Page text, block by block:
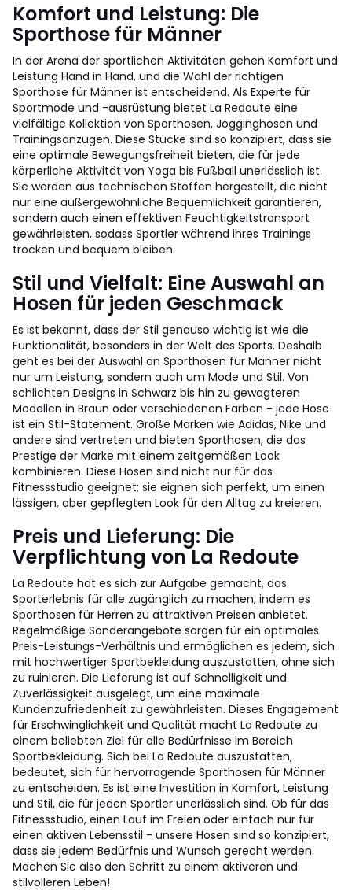
Komfort und Leistung: Die
Sporthose für Männer
In der Arena der sportlichen Aktivitäten gehen Komfort und
Leistung Hand in Hand, und die Wahl der richtigen
Sporthose für Männer ist entscheidend. Als Experte für
Sportmode und -ausrüstung bietet La Redoute eine
vielfältige Kollektion von Sporthosen, Jogginghosen und
Trainingsanzügen. Diese Stücke sind so konzipiert, dass sie
eine optimale Bewegungsfreiheit bieten, die für jede
körperliche Aktivität von Yoga bis Fußball unerlässlich ist.
Sie werden aus technischen Stoffen hergestellt, die nicht
nur eine außergewöhnliche Bequemlichkeit garantieren,
sondern auch einen effektiven Feuchtigkeitstransport
gewährleisten, sodass Sportler während ihres Trainings
trocken und bequem bleiben.
Stil und Vielfalt: Eine Auswahl an
Hosen für jeden Geschmack
Es ist bekannt, dass der Stil genauso wichtig ist wie die
Funktionalität, besonders in der Welt des Sports. Deshalb
geht es bei der Auswahl an Sporthosen für Männer nicht
nur um Leistung, sondern auch um Mode und Stil. Von
schlichten Designs in Schwarz bis hin zu gewagteren
Modellen in Braun oder verschiedenen Farben - jede Hose
ist ein Stil-Statement. Große Marken wie Adidas, Nike und
andere sind vertreten und bieten Sporthosen, die das
Prestige der Marke mit einem zeitgemäßen Look
kombinieren. Diese Hosen sind nicht nur für das
Fitnessstudio geeignet; sie eignen sich perfekt, um einen
lässigen, aber gepflegten Look für den Alltag zu kreieren.
Preis und Lieferung: Die
Verpflichtung von La Redoute
La Redoute hat es sich zur Aufgabe gemacht, das
Sporterlebnis für alle zugänglich zu machen, indem es
Sporthosen für Herren zu attraktiven Preisen anbietet.
Regelmäßige Sonderangebote sorgen für ein optimales
Preis-Leistungs-Verhältnis und ermöglichen es jedem, sich
mit hochwertiger Sportbekleidung auszustatten, ohne sich
zu ruinieren. Die Lieferung ist auf Schnelligkeit und
Zuverlässigkeit ausgelegt, um eine maximale
Kundenzufriedenheit zu gewährleisten. Dieses Engagement
für Erschwinglichkeit und Qualität macht La Redoute zu
einem beliebten Ziel für alle Bedürfnisse im Bereich
Sportbekleidung. Sich bei La Redoute auszustatten,
bedeutet, sich für hervorragende Sporthosen für Männer
zu entscheiden. Es ist eine Investition in Komfort, Leistung
und Stil, die für jeden Sportler unerlässlich sind. Ob für das
Fitnessstudio, einen Lauf im Freien oder einfach nur für
einen aktiven Lebensstil - unsere Hosen sind so konzipiert,
dass sie jedem Bedürfnis und Wunsch gerecht werden.
Machen Sie also den Schritt zu einem aktiveren und
stilvolleren Leben!